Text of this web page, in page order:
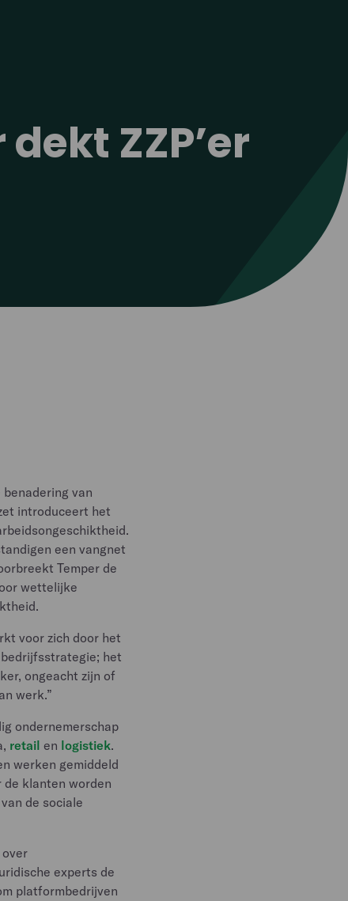
ZZP’er
van
introduceert het
een vangnet
Temper de
wettelijke
voor zich door het
het
ongeacht zijn of
werk.”
ondernemerschap
retail en logistiek.
werken gemiddeld
de klanten worden
de sociale
experts de
platformbedrijven